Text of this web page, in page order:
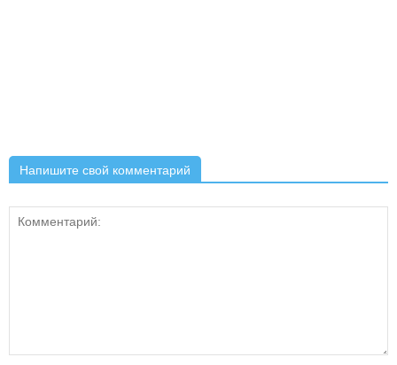
Напишите свой комментарий